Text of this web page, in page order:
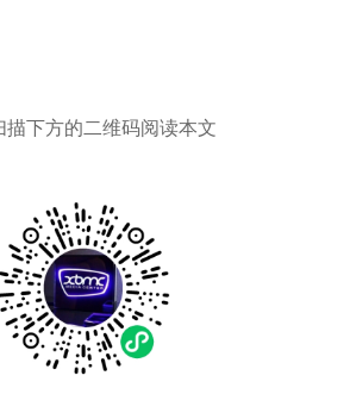
描下方的二维码阅读本文